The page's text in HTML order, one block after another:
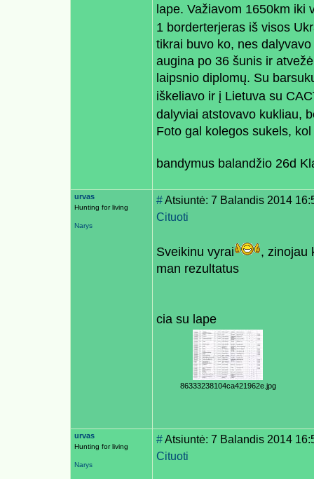
lape. Važiavom 1650km iki
1 borderterjeras iš visos
tikrai buvo ko, nes
augina po 36 šunis ir
laipsnio diplomų. Su
iškeliavo ir į Lietuva su
dalyviai atstovavo kukliau,
Foto gal kolegos sukels,
bandymus balandžio 26d
urvas
Hunting for living
Narys
#Atsiuntė: 7 Balandis 2014
Cituoti
Sveikinu vyrai
, zinojau
man rezultatus
cia su lape
86333238104ca421962e.jpg
urvas
Hunting for living
Narys
#Atsiuntė: 7 Balandis 2014
Cituoti